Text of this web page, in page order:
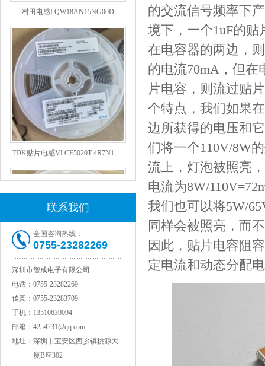
村田电感LQW18AN15NG00D
TDK贴片电感VLCF5020T-4R7N1R7-1
村田电感LQW15AN47NG80D
联系我们
全国咨询热线：
0755-23282269
深圳市智成电子有限公司
电话： 0755-23282269
传真： 0755-23283709
手机： 13510639094
邮箱： 4254731@qq.com
地址： 深圳市宝安区西乡镇桃源大
厦B座302
的交流信号频率下
境下，一个1uF的贴
在电容器的两边，
的电流70mA，但
片电容，则流过贴
个特点，我们如果
边所获得的电压和
们将一个110V/8W
流上，灯泡被照亮
电流为8W/
我们也可以将5W/
同样会被照亮，而
因此，贴片电容阻
定电流和动态分配